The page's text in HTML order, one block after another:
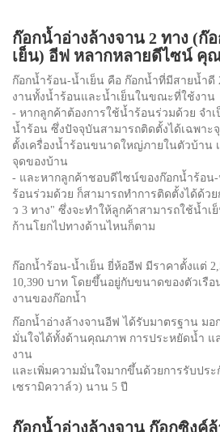
ก๊อกน้ำอ่างล้างจาน 2 ทาง (ก๊
เย็น) อีฟ หลากหลายดีไซน์ คุ
ก๊อกน้ำร้อน-น้ำเย็น คือ ก๊อกน้ำที่มีสายน้ำดี
งานทั้งน้ำร้อนและน้ำเย็นในขณะที่ใช้งาน
- หากลูกค้าต้องการใช้น้ำร้อนร่วมด้วย จำเ
น้ำร้อน ซึ่งปัจจุบันสามารถติดตั้งได้เฉพาะ
ตั้งเครื่องน้ำร้อนขนาดใหญ่ภายในตัวบ้าน
จุดของบ้าน
- และหากลูกค้าชอบดีไซน์ของก๊อกน้ำร้อน
ร้อนร่วมด้วย ก็สามารถทำการติดตั้งได้ด้ว
ว 3 ทาง" ซึ่งจะทำให้ลูกค้าสามารถใช้น้ำเ
ก้านโยกไปทางด้านไหนก็ตาม
ก๊อกน้ำร้อน-น้ำเย็น ยี่ห้ออีฟ มีราคาตั้งแต่
10,390 บาท โดยขึ้นอยู่กับขนาดของตัวเรื
งานของก๊อกน้ำ
ก๊อกน้ำอ่างล้างจานอีฟ ได้รับมาตรฐาน มอก
มั่นใจได้ทั้งด้านคุณภาพ การประหยัดน้ำ แ
งาน
และเพิ่มความมั่นใจมากขึ้นด้วยการรับปร
เซรามิควาล์ว) นาน 5 ปี
ก๊อกน้ำอ่างล้างจาน ก๊อกซิงค์ล้